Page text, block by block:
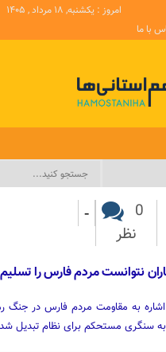
امروز : یکشنبه, ۱۸ مرداد , ۱۴۰۵
با ما
0
نظر
-
به مقاومت مردم فارس در
به سنگری مستحکم برای نظام تبدیل